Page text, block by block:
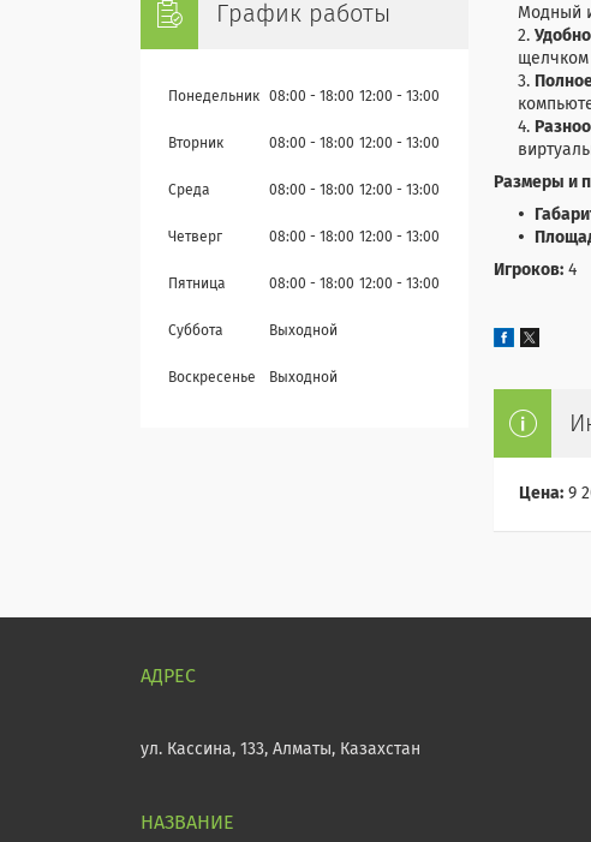
Модный
щелчком
Размеры и
Игроков: 4
Цена: 9
График работы
Понедельник 08:00 18:00 12:00 13:00
Вторник 08:00 18:00 12:00 13:00
Среда 08:00 18:00 12:00 13:00
Четверг 08:00 18:00 12:00 13:00
Пятница 08:00 18:00 12:00 13:00
Суббота Выходной
Воскресенье Выходной
ул. Кассина, 133, Алматы, Казахстан